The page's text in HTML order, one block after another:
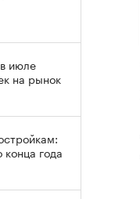
июле
на рынок
конца года